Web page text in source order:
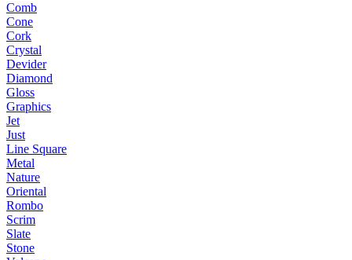
Comb
Cone
Cork
Crystal
Devider
Diamond
Gloss
Graphics
Jet
Just
Line Square
Metal
Nature
Oriental
Rombo
Scrim
Slate
Stone